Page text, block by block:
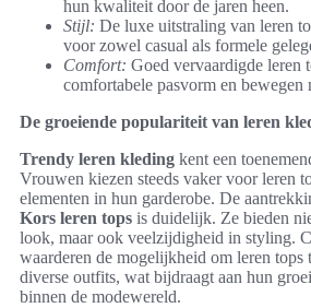
hun kwaliteit door de jaren heen.
Stijl: De luxe uitstraling van leren
voor zowel casual als formele
Comfort: Goed vervaardigde leren
comfortabele pasvorm en bewegen
De groeiende populariteit van leren
Trendy leren kleding kent een
Vrouwen kiezen steeds vaker voor leren
elementen in hun garderobe. De
Kors leren tops is duidelijk. Ze bieden
look, maar ook veelzijdigheid in styling.
waarderen de mogelijkheid om leren tops
diverse outfits, wat bijdraagt aan hun
binnen de modewereld.